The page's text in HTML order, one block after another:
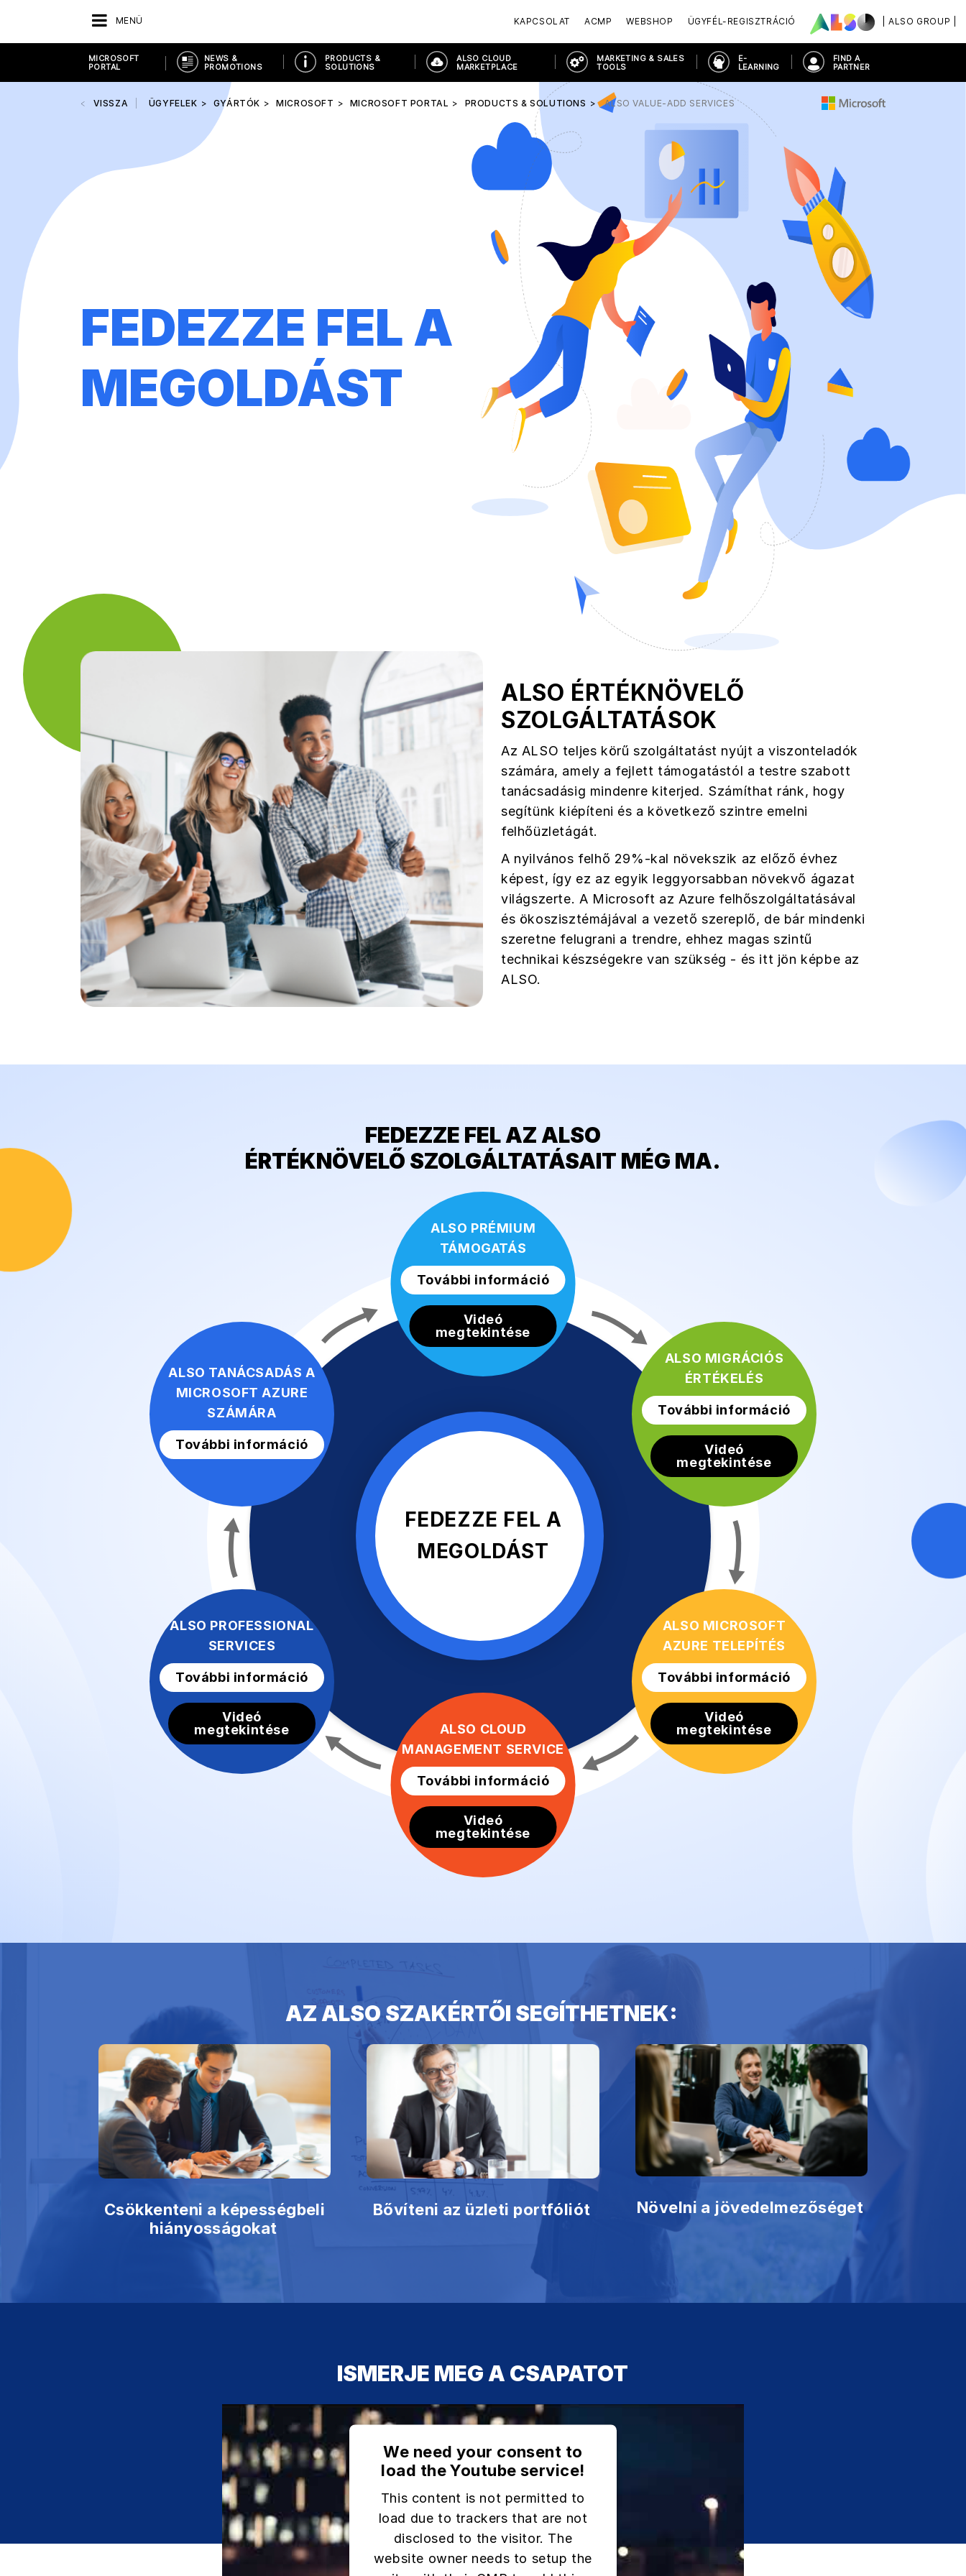
MENÜ | ALSO GROUP |
KAPCSOLAT ACMP WEBSHOP ÜGYFÉL-REGISZTRÁCIÓ
MICROSOFT
PORTAL
NEWS &
PROMOTIONS
PRODUCTS &
SOLUTIONS
ALSO CLOUD
MARKETPLACE
MARKETING & SALES
TOOLS
E-
LEARNING
FIND A
PARTNER
VISSZA ÜGYFELEK GYÁRTÓK MICROSOFT MICROSOFT PORTAL PRODUCTS & SOLUTIONS ALSO VALUE-ADD SERVICES
FEDEZZE FEL A
MEGOLDÁST
ALSO ÉRTÉKNÖVELŐ
SZOLGÁLTATÁSOK
Az ALSO teljes körű szolgáltatást nyújt a viszonteladók
számára, amely a fejlett támogatástól a testre szabott
tanácsadásig mindenre kiterjed. Számíthat ránk, hogy
segítünk kiépíteni és a következő szintre emelni
felhőüzletágát.
A nyilvános felhő 29%-kal növekszik az előző évhez
képest, így ez az egyik leggyorsabban növekvő ágazat
világszerte. A Microsoft az Azure felhőszolgáltatásával
és ökoszisztémájával a vezető szereplő, de bár mindenki
szeretne felugrani a trendre, ehhez magas szintű
technikai készségekre van szükség - és itt jön képbe az
ALSO.
FEDEZZE FEL AZ ALSO
ÉRTÉKNÖVELŐ SZOLGÁLTATÁSAIT MÉG MA.
FEDEZZE FEL A
MEGOLDÁST
ALSO PRÉMIUM
TÁMOGATÁS
További információ
Videó
megtekintése
ALSO MIGRÁCIÓS
ÉRTÉKELÉS
További információ
Videó
megtekintése
ALSO MICROSOFT
AZURE TELEPÍTÉS
További információ
Videó
megtekintése
ALSO CLOUD
MANAGEMENT SERVICE
További információ
Videó
megtekintése
ALSO PROFESSIONAL
SERVICES
További információ
Videó
megtekintése
ALSO TANÁCSADÁS A
MICROSOFT AZURE
SZÁMÁRA
További információ
AZ ALSO SZAKÉRTŐI SEGÍTHETNEK:
Csökkenteni a képességbeli
hiányosságokat
Bővíteni az üzleti portfóliót Növelni a jövedelmezőséget
ISMERJE MEG A CSAPATOT
We need your consent to
load the Youtube service!
This content is not permitted to
load due to trackers that are not
disclosed to the visitor. The
website owner needs to setup the